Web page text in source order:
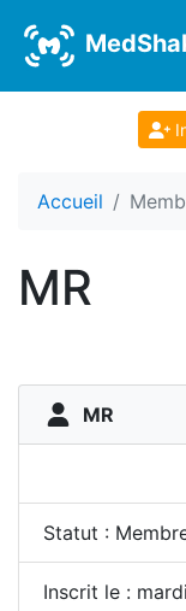
Accueil
MR
MR
Statut :
Inscrit le :